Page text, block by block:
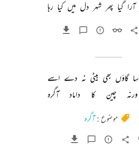
آرا گیا پھر شہر دل میں کیا رہا
سا گاؤں بھی بیٹی نہ دے اسے
ورنہ چین کا داماد آگرہ
موضوع :آگرہ